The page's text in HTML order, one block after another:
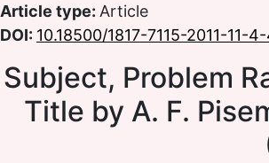
Article type: Article
DOI: 10.18500/1817-7115-2011-11-
Subject, Problem
Title by A. F.